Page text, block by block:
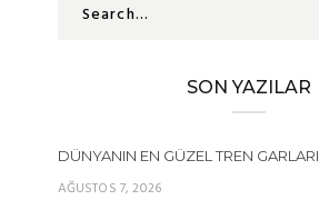
SON YAZILAR
DÜNYANIN EN GÜZEL TREN GARLARI
AĞUSTOS 7, 2026